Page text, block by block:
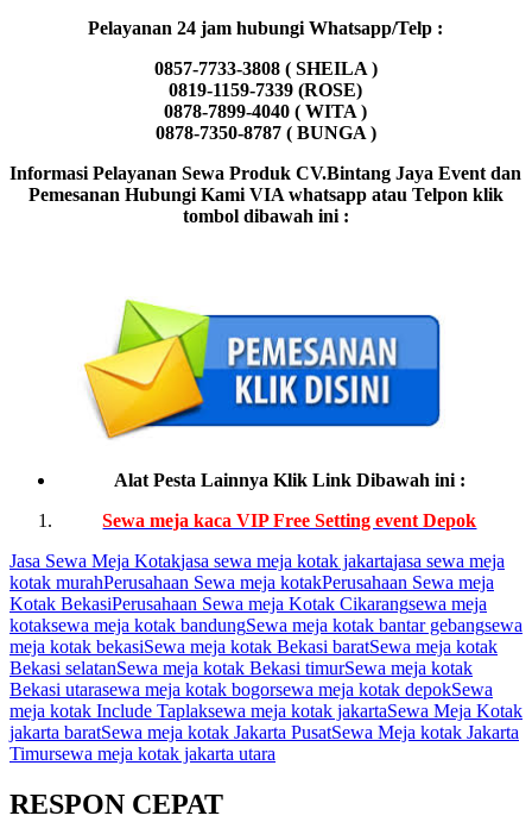
Pelayanan 24 jam hubungi Whatsapp/Telp :
0857-7733-3808 ( SHEILA )
0819-1159-7339 (ROSE)
0878-7899-4040 ( WITA )
0878-7350-8787 ( BUNGA )
Informasi Pelayanan Sewa Produk CV.Bintang Jaya Event dan
Pemesanan Hubungi Kami VIA whatsapp atau Telpon klik
tombol dibawah ini :
Alat Pesta Lainnya Klik Link Dibawah ini :
Sewa meja kaca VIP Free Setting event Depok
Jasa Sewa Meja Kotakjasa sewa meja kotak jakartajasa sewa meja
kotak murahPerusahaan Sewa meja kotakPerusahaan Sewa meja
Kotak BekasiPerusahaan Sewa meja Kotak Cikarangsewa meja
kotaksewa meja kotak bandungSewa meja kotak bantar gebangsewa
meja kotak bekasiSewa meja kotak Bekasi baratSewa meja kotak
Bekasi selatanSewa meja kotak Bekasi timurSewa meja kotak
Bekasi utarasewa meja kotak bogorsewa meja kotak depokSewa
meja kotak Include Taplaksewa meja kotak jakartaSewa Meja Kotak
jakarta baratSewa meja kotak Jakarta PusatSewa Meja kotak Jakarta
Timursewa meja kotak jakarta utara
RESPON CEPAT